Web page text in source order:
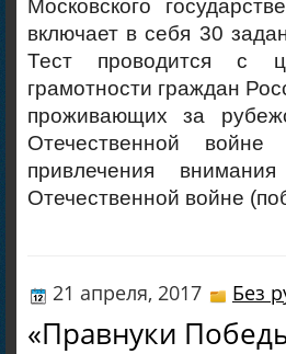
Московского
включает в себя 30
Тест проводится с
грамотности граждан
проживающих за
Отечественной
привлечения
Отечественной войне
21 апреля, 2017 Без
«Правнуки